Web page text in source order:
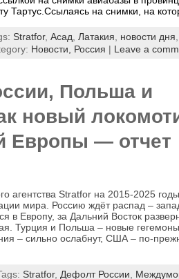
Тартус.Ссылаясь на снимки, на
Stratfor, Асад Латакия новости дня
Новости, Россия | Leave a
Польша и
новый
Европы — отчет
агентства Stratfor на 2015-2025
мира. Россию ждёт распад –
в Европу, за Дальний Восток
Турция и Польша – новые
– сильно ослабнут, США – по-
Stratfor, Дефолт России,